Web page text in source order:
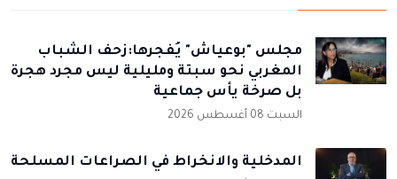
مجلس "بوعياش" يُفجرها:زحف الشباب
المغربي نحو سبتة ومليلية ليس مجرد هجرة
بل صرخة يأس جماعية
السبت 08 أغسطس 2026
المدخلية والانخراط في الصراعات المسلحة